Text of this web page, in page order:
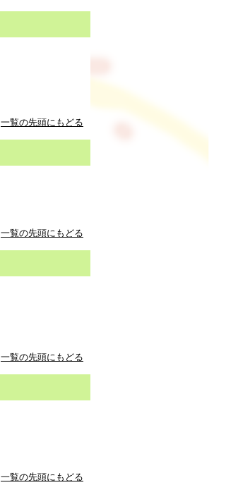
一覧の先頭にもどる
一覧の先頭にもどる
一覧の先頭にもどる
一覧の先頭にもどる